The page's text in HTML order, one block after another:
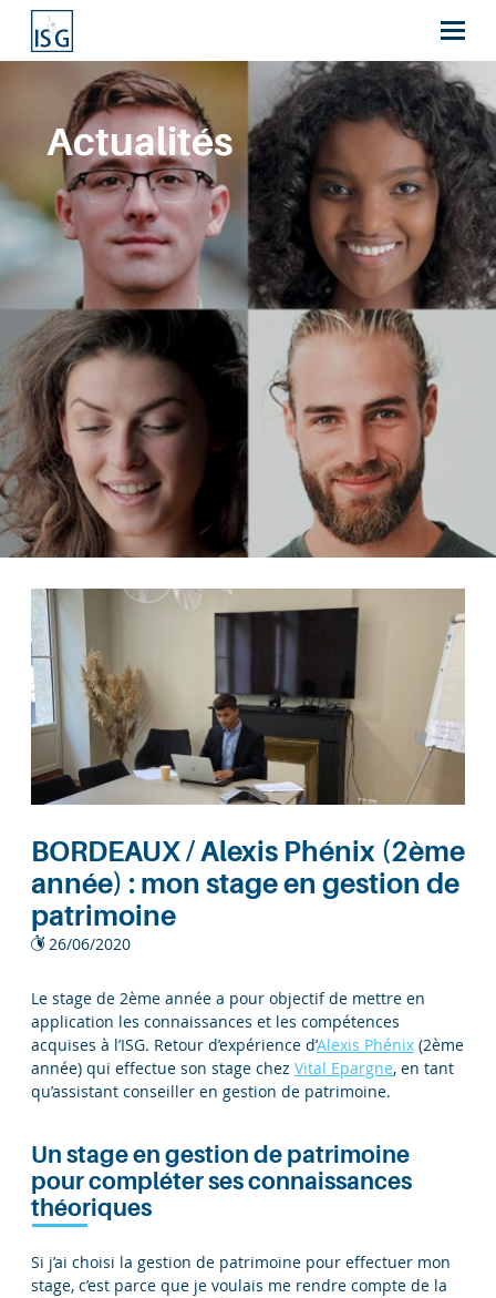
Actualités
BORDEAUX / Alexis Phénix (2ème
année) : mon stage en gestion de
patrimoine
26/06/2020
Le stage de 2ème année a pour objectif de mettre en
application les connaissances et les compétences
acquises à l’ISG. Retour d’expérience d’Alexis Phénix (2ème
année) qui effectue son stage chez Vital Epargne, en tant
qu’assistant conseiller en gestion de patrimoine.
Un stage en gestion de patrimoine
pour compléter ses connaissances
théoriques
Si j’ai choisi la gestion de patrimoine pour effectuer mon
stage, c’est parce que je voulais me rendre compte de la